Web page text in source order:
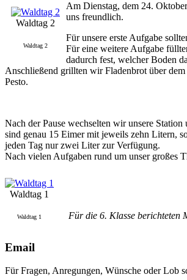
Waldtag 2
Waldtag 2
Am Dienstag, dem 24.
uns freundlich.
Für unsere erste Aufgabe
Für eine weitere Aufgabe
dadurch fest, welcher Boden
Anschließend grillten wir Fladenbrot über
Pesto.
Nach der Pause wechselten wir unsere
sind genau 15 Eimer mit jeweils zehn Litern,
jeden Tag nur zwei Liter zur Verfügung.
Nach vielen Aufgaben rund um unser großes
Waldtag 1
Waldtag 1 Für die 6. Klasse berichteten
Email
Für Fragen, Anregungen, Wünsche oder Lob